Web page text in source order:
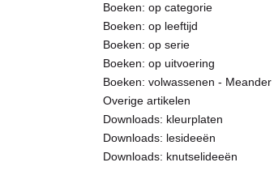
Boeken: op categorie
Boeken: op leeftijd
Boeken: op serie
Boeken: op uitvoering
Boeken: volwassenen - Meander
Overige artikelen
Downloads: kleurplaten
Downloads: lesideeën
Downloads: knutselideeën